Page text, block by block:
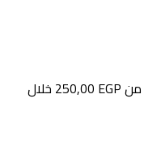
نطاق السعر: من ⁦250,00 EGP⁩ خلال